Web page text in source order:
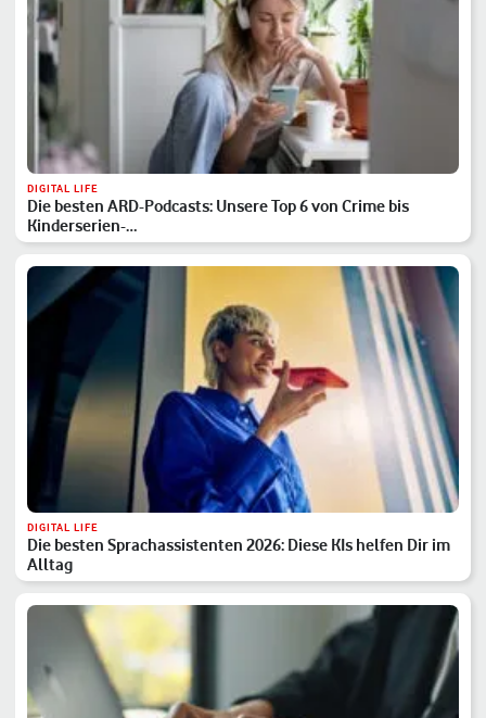
DIGITAL LIFE
Die besten ARD-Podcasts: Unsere Top 6 von Crime bis
Kinderserien-…
DIGITAL LIFE
Die besten Sprachassistenten 2026: Diese KIs helfen Dir im
Alltag